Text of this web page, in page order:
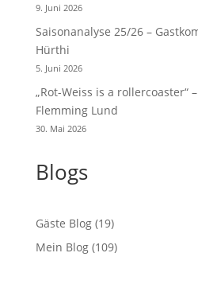
9. Juni 2026
Saisonanalyse 25/26 –
Hürthi
5. Juni 2026
„Rot-Weiss is a rollercoaster“
Flemming Lund
30. Mai 2026
Blogs
Gäste Blog(19)
Mein Blog(109)